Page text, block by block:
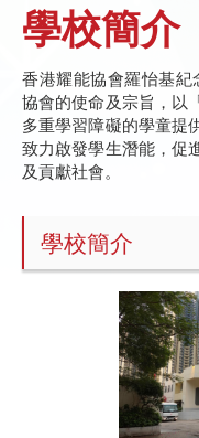
學校簡介
香港耀能協會羅怡基
協會的使命及宗旨，以
多重學習障礙的學童提
致力啟發學生潛能，促
及貢獻社會。
學校簡介